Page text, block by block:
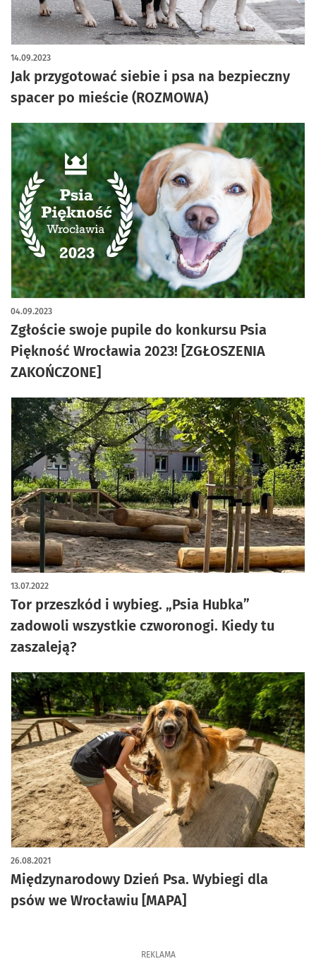
Jak przygotować siebie i psa na bezpieczny
spacer po mieście (ROZMOWA)
14.09.2023
Zgłoście swoje pupile do konkursu Psia
Piękność Wrocławia 2023! [ZGŁOSZENIA
ZAKOŃCZONE]
04.09.2023
Tor przeszkód i wybieg. „Psia Hubka”
zadowoli wszystkie czworonogi. Kiedy tu
zaszaleją?
13.07.2022
Międzynarodowy Dzień Psa. Wybiegi dla
psów we Wrocławiu [MAPA]
26.08.2021
REKLAMA